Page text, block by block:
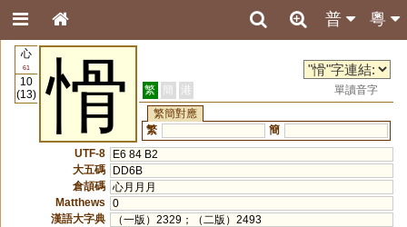
粵
普
心
61
10
(13)
愲 繁 簡 港
單讀音字
繁簡對應
繁
簡
UTF-8
E6 84 B2
大五碼
DD6B
倉頡碼 心月月月
Matthews
0
漢語大字典
（一版）2329；（二版）2493